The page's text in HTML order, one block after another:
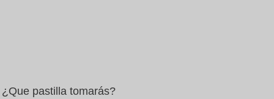
¿Que pastilla tomarás?